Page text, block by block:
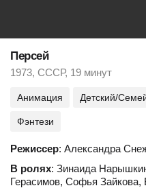
Персей
1973, СССР, 19 минут
Анимация Детский/
Фэнтези
Режиссер: Александра
В ролях: Зинаида
Герасимов, Софья